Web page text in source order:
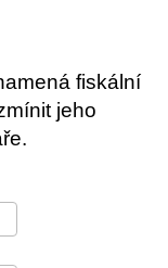
fiskální
jeho